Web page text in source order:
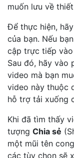
muốn lưu về
Để thực hiện,
của bạn. Nếu
cập trực tiếp
Sau đó, hãy vào
video mà bạn
video này thuộc
hỗ trợ tải xuống
Khi đã tìm thấy
tượng Chia sẻ
một mũi tên
các tùy chọn sẽ